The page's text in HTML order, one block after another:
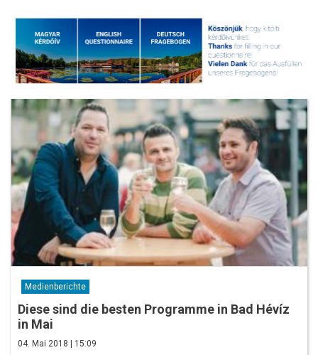
Medienberichte
Diese sind die besten Programme in Bad Hévíz
in Mai
04. Mai 2018 | 15:09